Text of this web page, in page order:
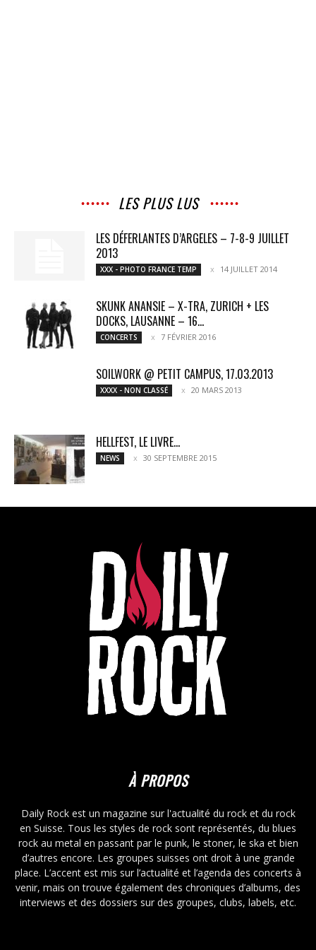
LES PLUS LUS
LES DÉFERLANTES D’ARGELES – 7-8-9 JUILLET
2013
XXX - PHOTO FRANCE TEMP 14 JUILLET 2014
SKUNK ANANSIE – X-TRA, ZURICH + LES
DOCKS, LAUSANNE – 16...
CONCERTS 7 FÉVRIER 2016
SOILWORK @ PETIT CAMPUS, 17.03.2013
XXXX - NON CLASSÉ 20 MARS 2013
HELLFEST, LE LIVRE…
NEWS 30 SEPTEMBRE 2015
À PROPOS
Daily Rock est un magazine sur l'actualité du rock et du rock
en Suisse. Tous les styles de rock sont représentés, du blues
rock au metal en passant par le punk, le stoner, le ska et bien
d’autres encore. Les groupes suisses ont droit à une grande
place. L’accent est mis sur l’actualité et l’agenda des concerts à
venir, mais on trouve également des chroniques d’albums, des
interviews et des dossiers sur des groupes, clubs, labels, etc.